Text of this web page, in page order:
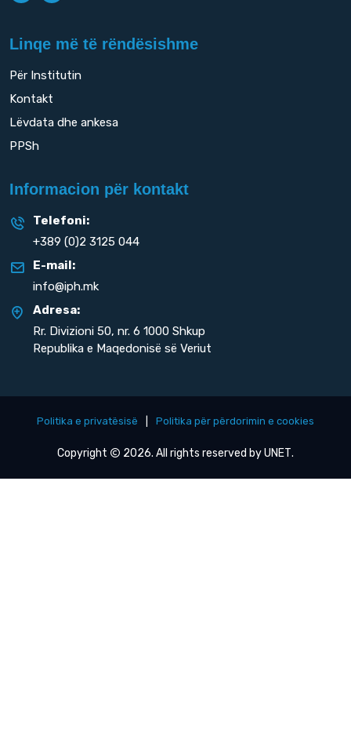
Linqe më të rëndësishme
Për Institutin
Kontakt
Lëvdata dhe ankesa
PPSh
Informacion për kontakt
Telefoni:
+389 (0)2 3125 044
E-mail:
info@iph.mk
Adresa:
Rr. Divizioni 50, nr. 6 1000 Shkup
Republika e Maqedonisë së Veriut
Politika e privatësisë Politika për përdorimin e cookies
Copyright 2026. All rights reserved byUNET.